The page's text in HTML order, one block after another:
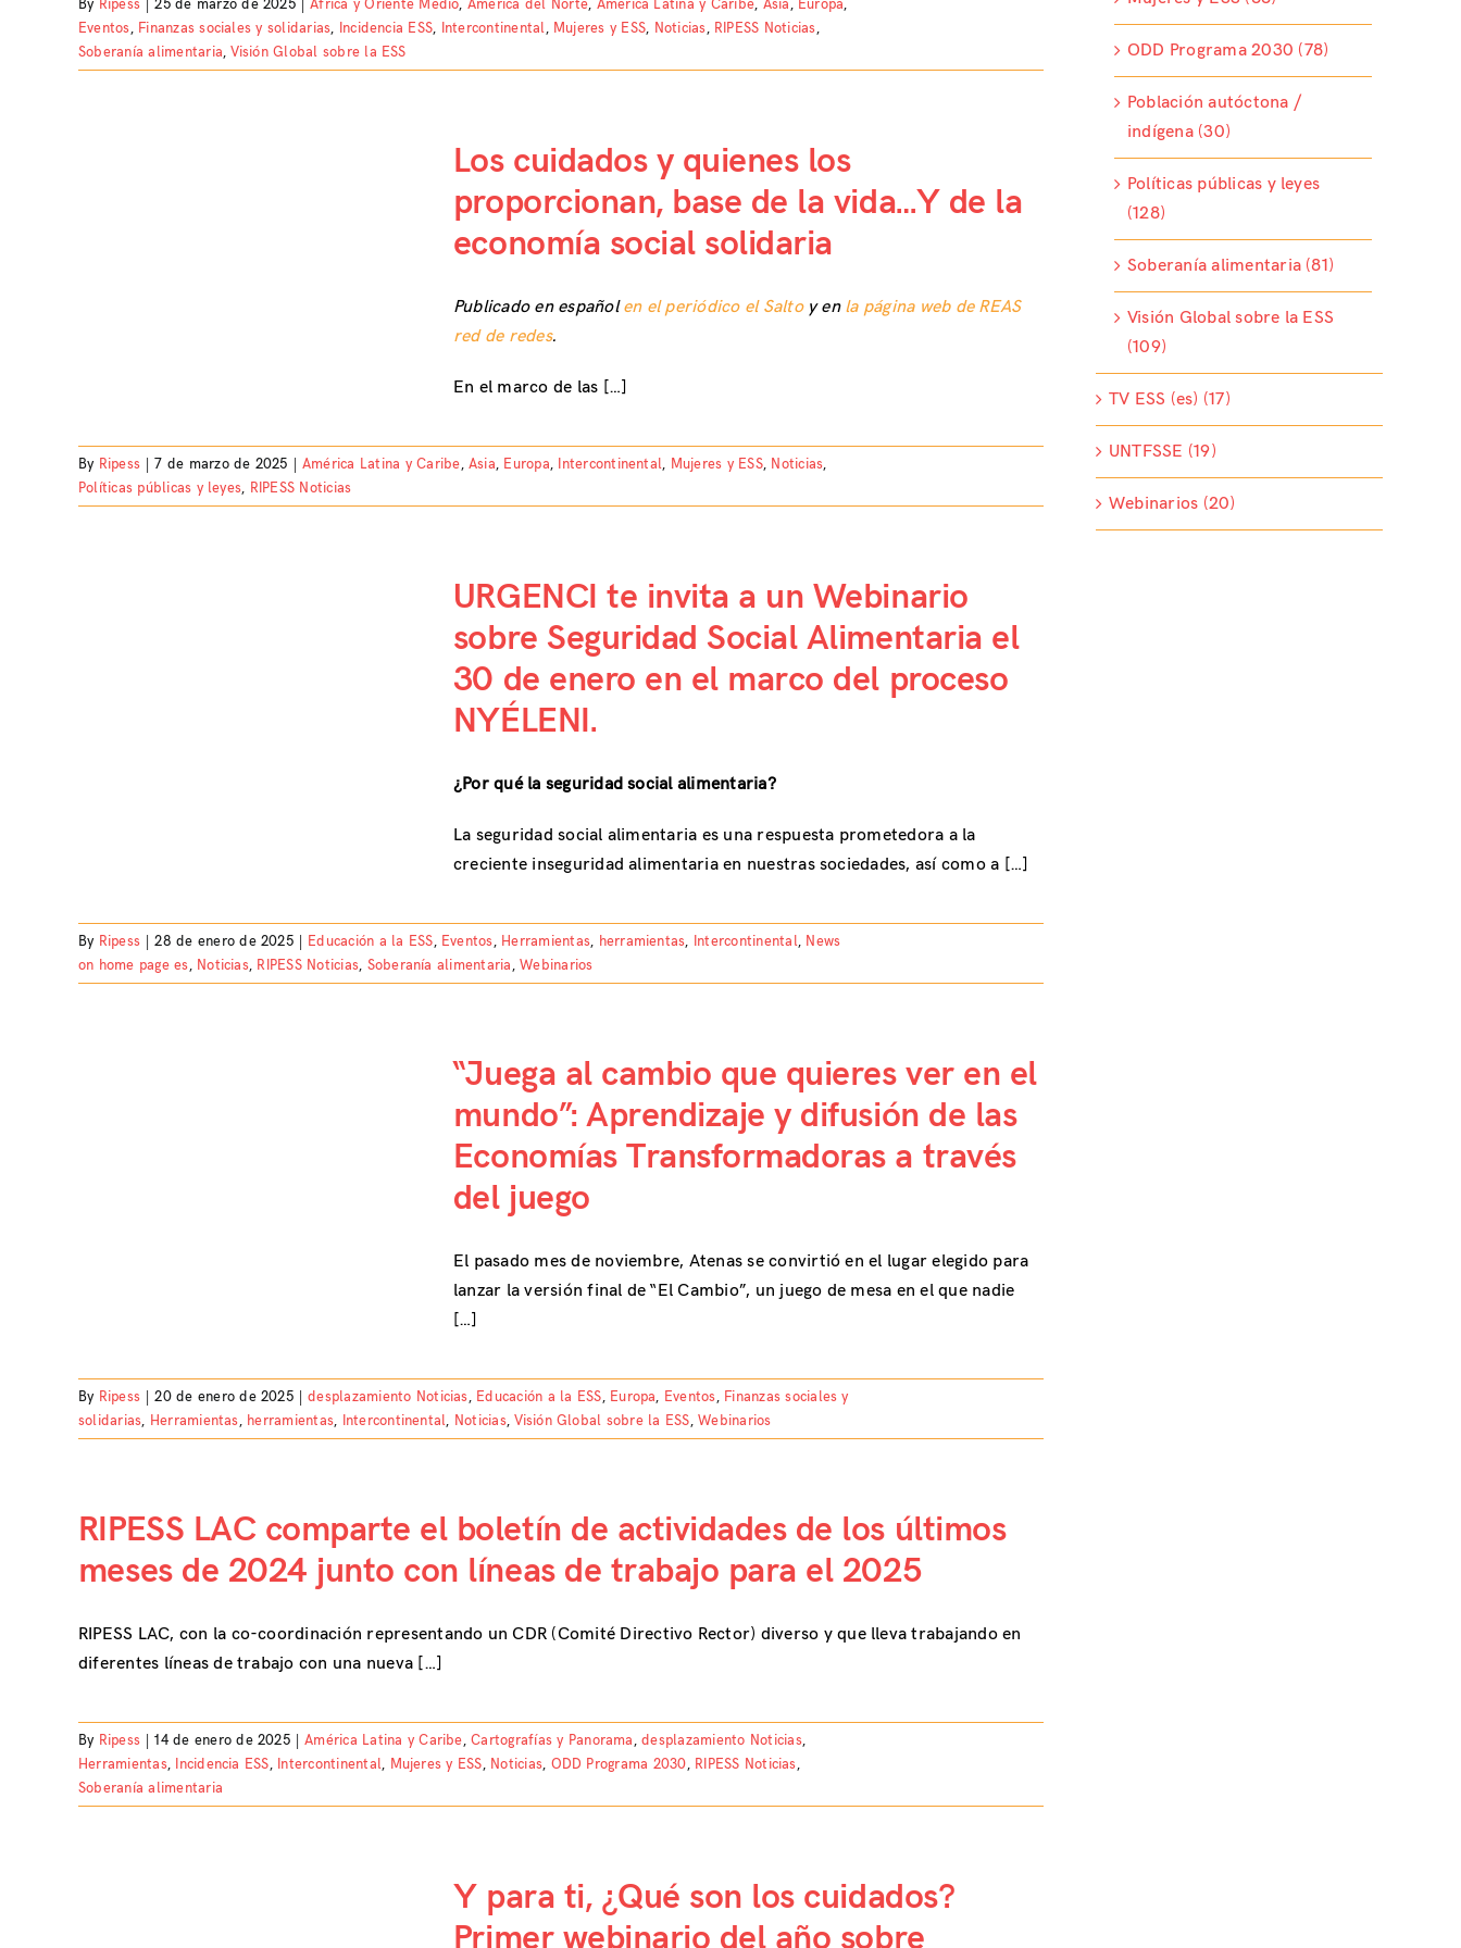
By Ripess 25 de marzo de 2025 África y Oriente Medio, América del Norte, América Latina y Caribe, Asia, Europa,
Eventos, Finanzas sociales y solidarias, Incidencia ESS, Intercontinental, Mujeres y ESS, Noticias, RIPESS Noticias,
Soberanía alimentaria,Visión Global sobre la ESS
Los cuidados y quienes los
proporcionan, base de la vida…Y de la
economía social solidaria
Publicado en españolen el periódico el Saltoy en la página web de REAS
red de redes.
En el marco de las […]
By Ripess 7 de marzo de 2025 América Latina y Caribe, Asia, Europa, Intercontinental, Mujeres y ESS, Noticias,
Políticas públicas y leyes, RIPESS Noticias
URGENCI te invita a un Webinario
sobre Seguridad Social Alimentaria el
30 de enero en el marco del proceso
NYÉLENI.
¿Por qué la seguridad social alimentaria?
La seguridad social alimentaria es una respuesta prometedora a la
creciente inseguridad alimentaria en nuestras sociedades, así como a […]
By Ripess 28 de enero de 2025 Educación a la ESS, Eventos, Herramientas, herramientas, Intercontinental, News
on home page es, Noticias, RIPESS Noticias, Soberanía alimentaria,Webinarios
“Juega al cambio que quieres ver en el
mundo”: Aprendizaje y difusión de las
Economías Transformadoras a través
del juego
El pasado mes de noviembre, Atenas se convirtió en el lugar elegido para
lanzar la versión final de “El Cambio”, un juego de mesa en el que nadie
[…]
By Ripess 20 de enero de 2025 desplazamiento Noticias, Educación a la ESS, Europa, Eventos, Finanzas sociales y
solidarias, Herramientas, herramientas, Intercontinental, Noticias,Visión Global sobre la ESS,Webinarios
RIPESS LAC comparte el boletín de actividades de los últimos
meses de 2024 junto con líneas de trabajo para el 2025
RIPESS LAC, con la co-coordinación representando un CDR (Comité Directivo Rector) diverso y que lleva trabajando en
diferentes líneas de trabajo con una nueva […]
By Ripess 14 de enero de 2025 América Latina y Caribe,Cartografías y Panorama,desplazamiento Noticias,
Herramientas, Incidencia ESS, Intercontinental, Mujeres y ESS, Noticias, ODD Programa 2030, RIPESS Noticias,
Soberanía alimentaria
Y para ti, ¿Qué son los cuidados?
Primer webinario del año sobre
ODD Programa 2030 (78)
Población autóctona /
indígena (30)
Políticas públicas y leyes
(128)
Soberanía alimentaria (81)
Visión Global sobre la ESS
(109)
TV ESS (es) (17)
UNTFSSE (19)
Webinarios (20)